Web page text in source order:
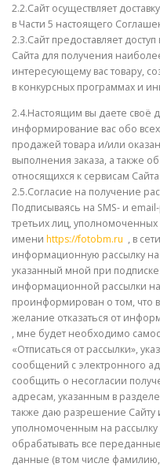
2.2.Сайт осуществляет
в Части 5 настоящего
2.3.Сайт предоставляет
Сайта для получения
интересующему вас товару,
в конкурсных программах и
2.4.Настоящим вы даете своё
информирование вас обо всех
продажей товара и/или
выполнения заказа, а также
относящихся к сервисам Сайта.
2.5.Согласие на получение
Подписываясь на SMS- и
третьих лиц, уполномоченных
имени https://fotobm.ru , в
информационную рассылку
указанный мной при
информационной рассылки на
проинформирован о том, что
желание отказаться от
, мне будет необходимо
«Отписаться от рассылки»,
сообщений с электронного
сообщить о несогласии
адресам, указанным в
также даю разрешение Сайту
уполномоченным на рассылку
обрабатывать все
данные (в том числе